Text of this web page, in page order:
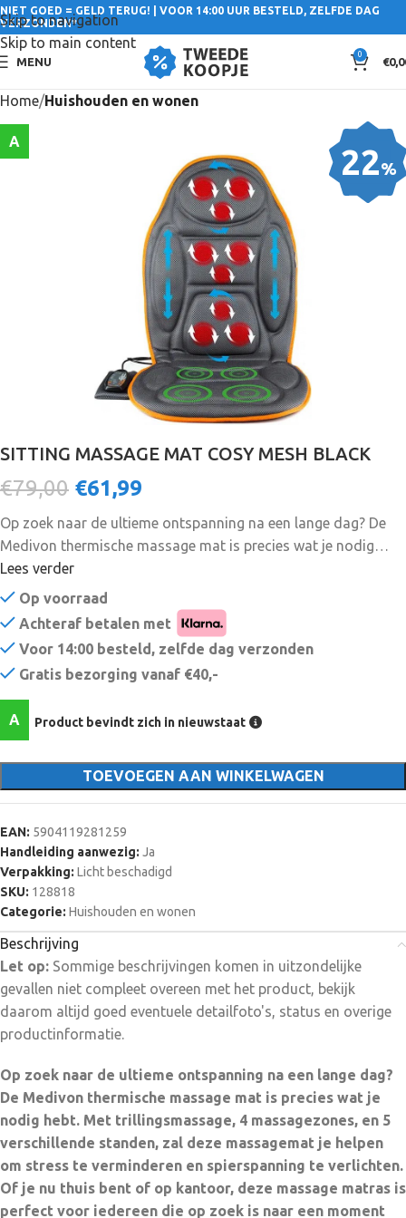
Skip to navigation
Skip to main content
NIET GOED = GELD TERUG! | VOOR 14:00 UUR BESTELD, ZELFDE DAG
VERZONDEN*
MENU
0
€
Home Huishouden en wonen
A
22%
SITTING MASSAGE MAT COSY MESH BLACK
€79,00 €61,99
Op zoek naar de ultieme ontspanning na een lange dag? De
Medivon thermische massage mat is precies wat je nodig
hebt. Met trillingsmassage, 4 massagezones, en 5
verschillende standen, zal deze massagemat je helpen om
stress te verminderen en spierspanning te verlichten. Of je nu
thuis bent of op kantoor, deze massage matras is perfect
voor iedereen die op zoek is naar een moment van pure
ontspanning. Specificaties Kleur: Zwart Trillingsmassage
Geschikt om te liggen, groot massageoppervlak Verwarmd 5
bedrijfsmodi en 4 massagezones 3 intensiteitsniveaus
Thuis/kantoor Afmetingen: 106,7 cm x 46 cm – PERFECTE
PASSING Moderne technologie, 4 massagezones, 5
Middenrugmassage, Massage van de onderrug/lumbale
wervelkolom, Massage van de benen/dijen Rustgevende
vibratiemassage Flexibele bouw, geschikt om te liggen
Spierregeneratie, herwin de mobiliteit Perfect voor roadtrips,
licht, handig en gemakkelijk te gebruiken Intuïtief gebruik met
afstandsbediening Geestelijke balsem, zeg stop tegen stress
Verlichting voor de spieren, slechts 15 minuten per dag USP’s
Trillingsmassage Geniet van een diepe trillingsmassage op
een groot oppervlak, perfect om te ontspannen. Verwarmd
Met 12 massagekoppen, 5 bedrijfsmodi en 4 massagezones.
Ingebouwde timer en 3 intensiteitsniveaus. Thuis/kantoor De
flexibele structuur maakt het ideaal voor elk moment, zelfs
tijdens roadtrips. Een gezonde actie voor spierregeneratie.
Voordelen – Ultiem comfort: Trillingsmassage voor
ontspanning in je eigen huis – Flexibel gebruik: Eenvoudig op
bank of stoel te liggen – Gezondheidsboost: Verbetert
bloedsomloop en spierregeneratie – Stressverlichting: Zeg
Lees verder
Op voorraad
Achteraf betalen met
Voor 14:00 besteld, zelfde dag verzonden
Gratis bezorging vanaf €40,-
A Product bevindt zich in nieuwstaat
TOEVOEGEN AAN WINKELWAGEN
EAN: 5904119281259
Handleiding aanwezig: Ja
Verpakking: Licht beschadigd
SKU: 128818
Categorie: Huishouden en wonen
Beschrijving
Let op: Sommige beschrijvingen komen in uitzondelijke
gevallen niet compleet overeen met het product, bekijk
daarom altijd goed eventuele detailfoto's, status en overige
productinformatie.
Op zoek naar de ultieme ontspanning na een lange dag?
De Medivon thermische massage mat is precies wat je
nodig hebt. Met trillingsmassage, 4 massagezones, en 5
verschillende standen, zal deze massagemat je helpen
om stress te verminderen en spierspanning te verlichten.
Of je nu thuis bent of op kantoor, deze massage matras is
perfect voor iedereen die op zoek is naar een moment